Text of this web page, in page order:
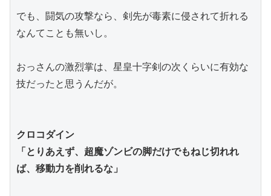
でも、闘気の攻撃なら、剣先が毒素に侵されて折れる
なんてことも無いし。
おっさんの激烈掌は、星皇十字剣の次くらいに有効な
技だったと思うんだが。
クロコダイン
「とりあえず、超魔ゾンビの脚だけでもねじ切れれ
ば、移動力を削れるな」